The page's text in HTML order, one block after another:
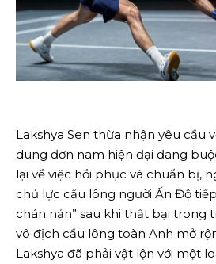
Lakshya Sen thừa nhận yêu cầu
dung đơn nam hiện đại đang
lại về việc hồi phục và chuẩn bị,
chủ lực cầu lông người Ấn Độ
chán nản” sau khi thất bại trong
vô địch cầu lông toàn Anh mở
Lakshya đã phải vật lộn với một